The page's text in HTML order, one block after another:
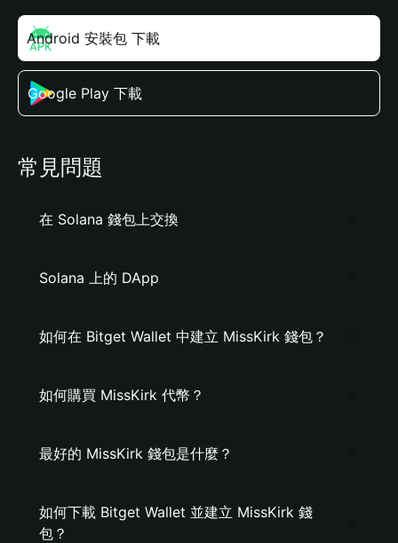
Android 安裝包 下載
Google Play 下載
常見問題
在 Solana 錢包上交換
Solana 上的 DApp
如何在 Bitget Wallet 中建立 MissKirk 錢包？
如何購買 MissKirk 代幣？
最好的 MissKirk 錢包是什麼？
如何下載 Bitget Wallet 並建立 MissKirk 錢
包？